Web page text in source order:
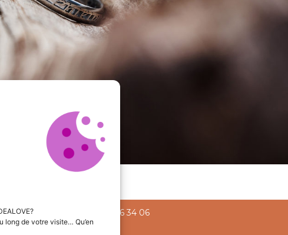
long de votre visite… Qu’en
+ 4020 Liège +
+32 478 56 34 06
Caregraphic.be